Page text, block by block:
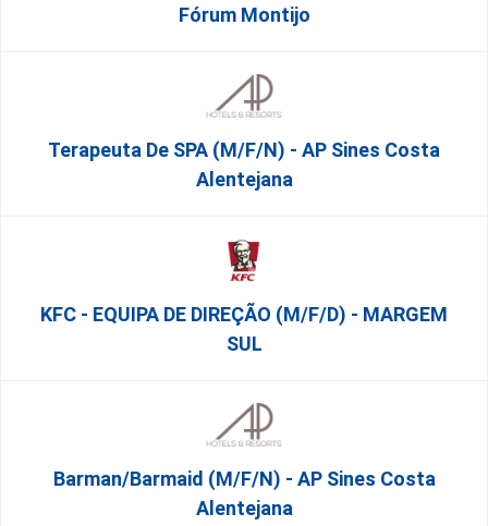
Fórum Montijo
Terapeuta De SPA (M/F/N) - AP Sines Costa
Alentejana
KFC - EQUIPA DE DIREÇÃO (m/f/d) - MARGEM
SUL
Barman/Barmaid (M/F/N) - AP Sines Costa
Alentejana